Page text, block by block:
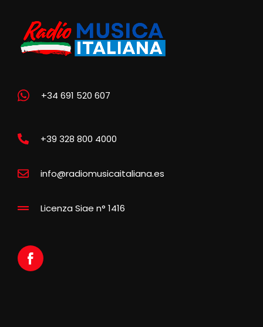
+34 691 520 607
+39 328 800 4000
info@radiomusicaitaliana.es
Licenza Siae n° 1416